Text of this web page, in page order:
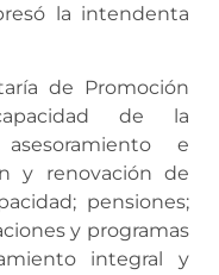
la intendenta
de Promoción
de la
e
y renovación de
pensiones;
y programas
integral y